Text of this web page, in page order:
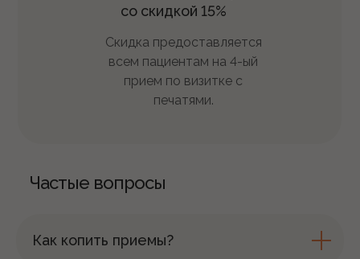
со скидкой 15%
Скидка предоставляется
всем пациентам на 4-ый
прием по визитке с
печатями.
Частые вопросы
Как копить приемы?